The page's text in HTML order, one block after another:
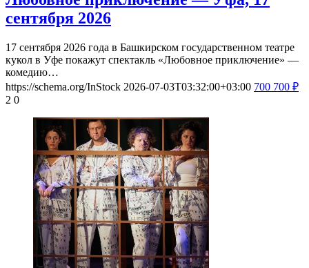
сентября 2026
17 сентября 2026 года в Башкирском государственном театре
кукол в Уфе покажут спектакль «Любовное приключение» —
комедию…
https://schema.org/InStock 2026-07-03T03:32:00+03:00 700 700 ₽
2 0